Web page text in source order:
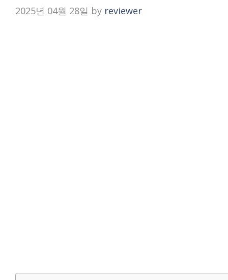
2025년 04월 28일 by reviewer